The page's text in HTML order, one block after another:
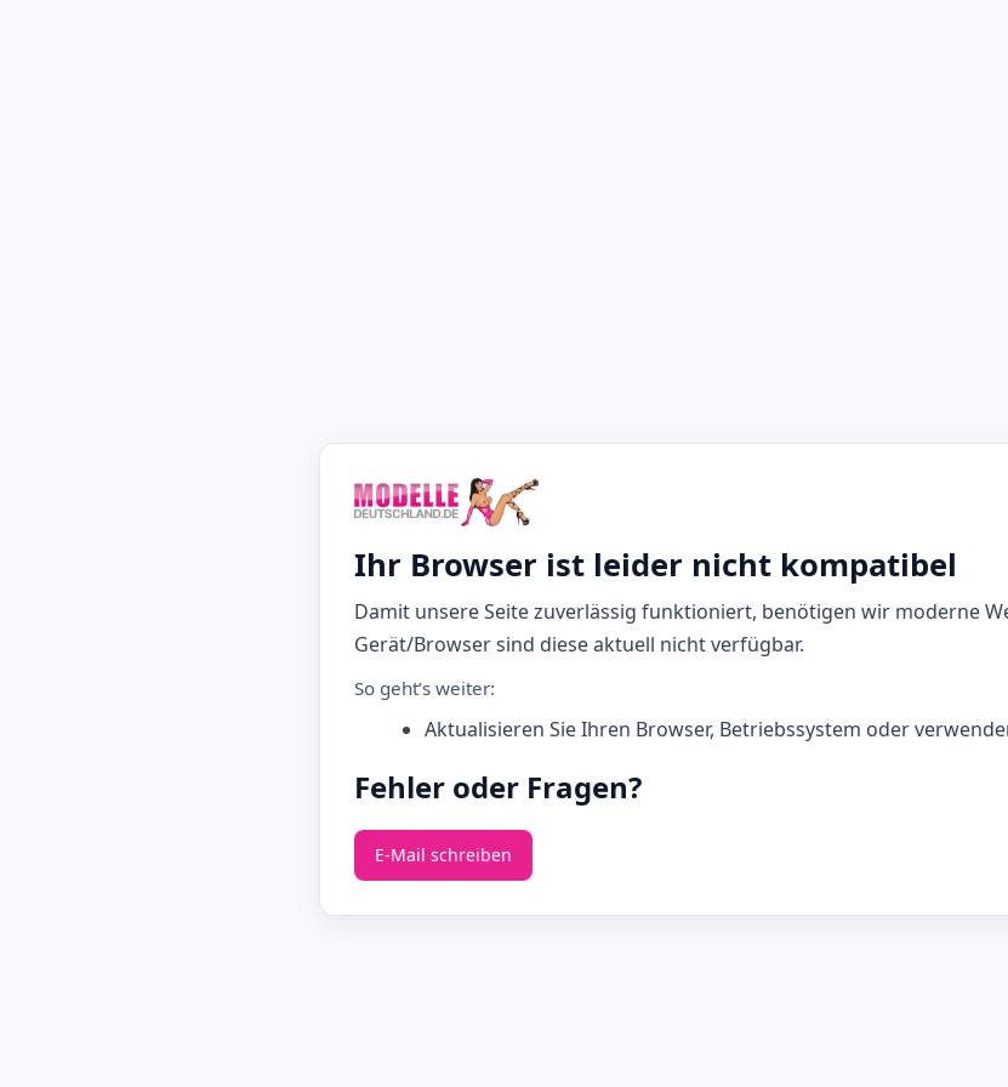
Ihr Browser ist leider nicht kompatibel
Damit unsere Seite zuverlässig funktioniert, benötigen wir moderne
Gerät/Browser sind diese aktuell nicht verfügbar.
So geht’s weiter:
Aktualisieren Sie Ihren Browser, Betriebssystem oder
Fehler oder Fragen?
E‑Mail schreiben